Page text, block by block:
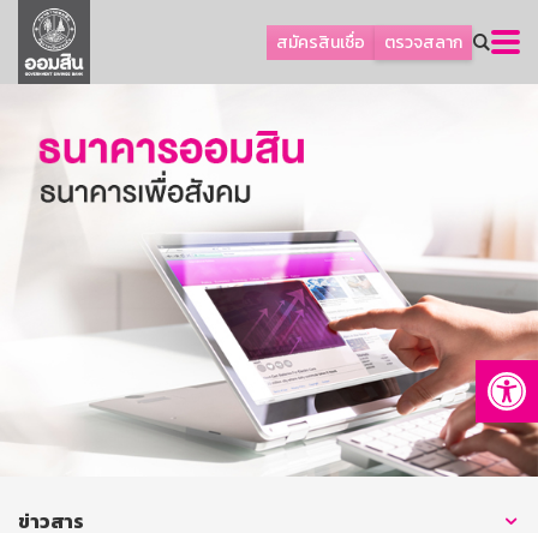
สมัครสินเชื่อ ตรวจสลาก
ลูกค้าธุรกิจ
ลูกค้าผู้ประกอบรายย่อย
ออมเพื่อสุข
เกี่ยวกับธนาคาร
การพัฒนาที่ยั่งยืน
บริการทางการเงิน
ติดต่อเรา
บริการออนไลน์
ข่าวสาร